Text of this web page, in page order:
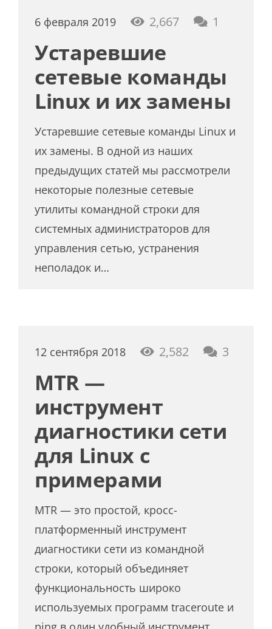
6 февраля 2019 2,667 1
Устаревшие
сетевые команды
Linux и их замены
Устаревшие сетевые команды Linux и
их замены. В одной из наших
предыдущих статей мы рассмотрели
некоторые полезные сетевые
утилиты командной строки для
системных администраторов для
управления сетью, устранения
неполадок и…
12 сентября 2018 2,582 3
MTR —
инструмент
диагностики сети
для Linux с
примерами
MTR — это простой, кросс-
платформенный инструмент
диагностики сети из командной
строки, который объединяет
функциональность широко
используемых программ traceroute и